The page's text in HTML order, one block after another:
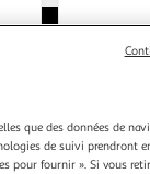
que des données de
de suivi prendront
pour fournir ». Si vous